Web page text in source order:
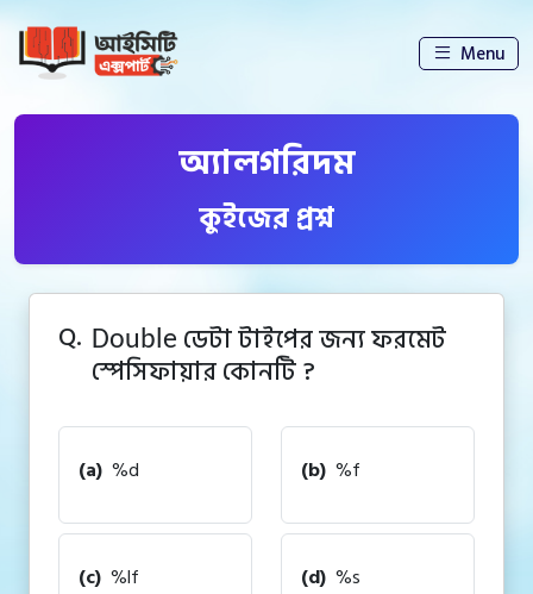
Menu
অ্যালগরিদম
কুইজের প্রশ্ন
Q. Double ডেটা টাইপের জন্য ফরমেট
স্পেসিফায়ার কোনটি ?
(a) %d (b) %f
(c) %lf (d) %s